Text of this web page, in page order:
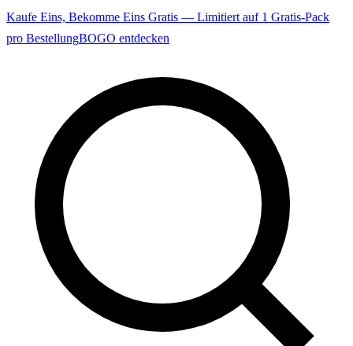
Kaufe Eins, Bekomme Eins Gratis — Limitiert auf 1 Gratis-Pack
pro BestellungBOGO entdecken